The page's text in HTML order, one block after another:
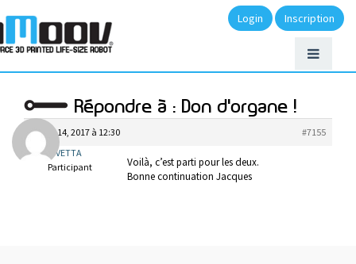
Login Inscription
Répondre à : Don d'organe !
février 14, 2017 à 12:30
#7155
CIVETTA
Participant
Voilà, c’est parti pour les deux.
Bonne continuation Jacques